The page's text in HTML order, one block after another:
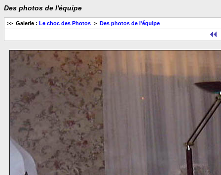
Des photos de l'équipe
>> Galerie : Le choc des Photos > Des photos de l'équipe